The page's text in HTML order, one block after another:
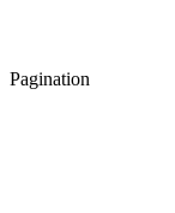
Pagination